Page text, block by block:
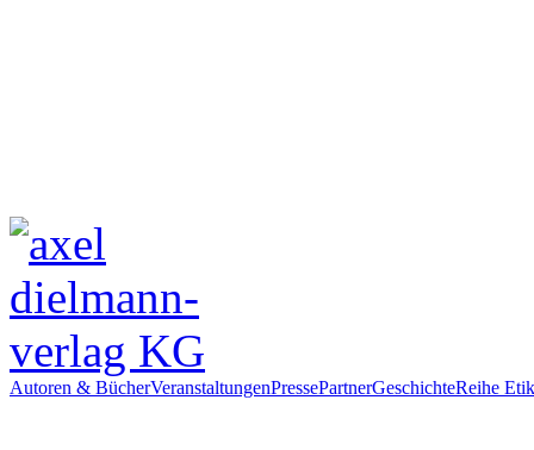
Autoren & BücherVeranstaltungenPressePartnerGeschichteReihe